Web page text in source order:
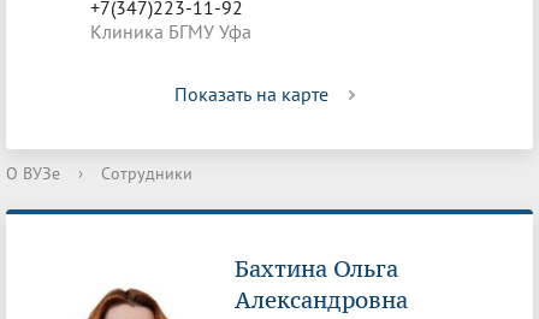
+7(347)223-11-92
Клиника БГМУ Уфа
Показать на карте
О ВУЗе › Сотрудники
Бахтина Ольга
Александровна